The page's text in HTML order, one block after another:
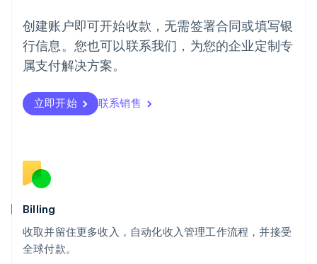
创建账户即可开始收款，无需签署合同或填写银
行信息。您也可以联系我们，为您的企业定制专
属支付解决方案。
立即开始 联系销售
Billing
收取并留住更多收入，自动化收入管理工作流程，并接受
全球付款。
葡萄牙
Português English
日本
日本語English
瑞典
瑞士
DeutschFrançais
English
斯洛文尼亚
泰国
ไทยEnglish
希腊
English